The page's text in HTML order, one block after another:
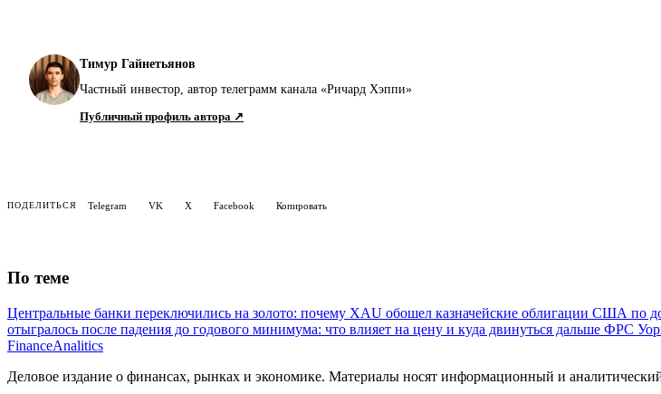
Тимур Гайнетьянов
Частный инвестор, автор телеграмм канала «Ричард Хэппи»
Публичный профиль автора ↗
ПОДЕЛИТЬСЯ Telegram VK X Facebook Копировать
По теме
Центральные банки переключились на золото: почему XAU обошел казначейские облигации США по
отыгралось после падения до годового минимума: что влияет на цену и куда двинуться дальше ФРС
FinanceAnalitics
Деловое издание о финансах, рынках и экономике. Материалы носят информационный и